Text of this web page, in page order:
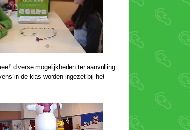
diverse mogelijkheden ter aanvulling
in de klas worden ingezet bij het